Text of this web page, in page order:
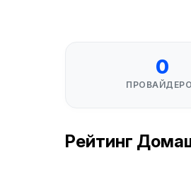
0
Рейтинг